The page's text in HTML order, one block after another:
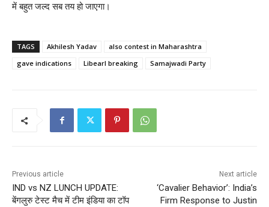
में बहुत जल्द सब तय हो जाएगा।
TAGS Akhilesh Yadav
also contest in Maharashtra
gave indications
Libearl breaking Samajwadi Party
Previous article
IND vs NZ LUNCH UPDATE:
बेंगलुरु टेस्ट मैच में टीम इंडिया का टॉप
Next article
‘Cavalier Behavior’: India’s
Firm Response to Justin